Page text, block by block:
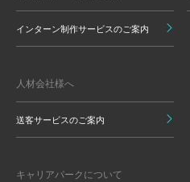
インターン制作サービスのご案内
人材会社様へ
送客サービスのご案内
キャリアパークについて